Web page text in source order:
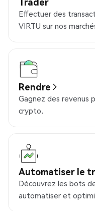
Effectuer des
VIRTU sur nos
Rendre
Gagnez des revenus
crypto.
Automatiser le
Découvrez les bots
automatiser et